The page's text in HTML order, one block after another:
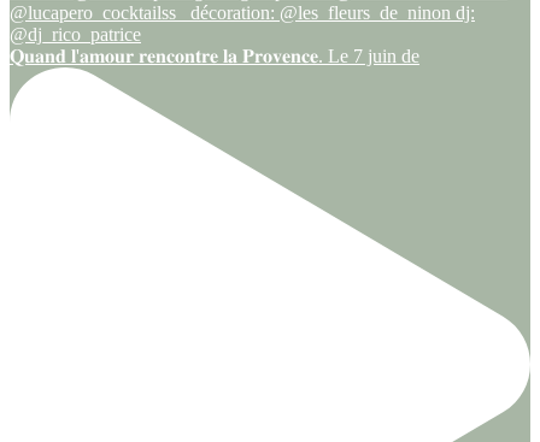
𝐐𝐮𝐚𝐧𝐝 𝐥'𝐚𝐦𝐨𝐮𝐫 𝐫𝐞𝐧𝐜𝐨𝐧𝐭𝐫𝐞 𝐥𝐚 𝐏𝐫𝐨𝐯𝐞𝐧𝐜𝐞. Le 7 juin de